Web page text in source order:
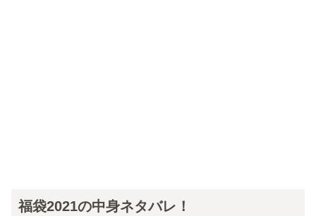
福袋2021の中身ネタバレ！